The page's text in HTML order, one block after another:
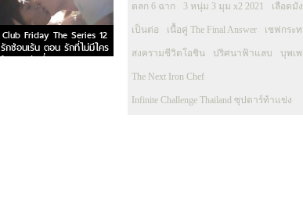
Club Friday The Series 12
รักซ่อนเร้น ตอน รักที่ไม่มีใคร
รู้ EP.3 วันที่ 2 ก.พ. 63 ตอน
ตลก 6 ฉาก 3 หนุ่ม 3 มุม x2 2021 เลือดมั
เป็นต่อ เนื้อคู่ The Final Answer เชฟกระ
สงครามชีวิตโอชิน ปริศนาฟ้าแลบ บุพเ
The Next Iron Chef
Infinite Challenge Thailand ซุปตาร์ท้าแข่ง